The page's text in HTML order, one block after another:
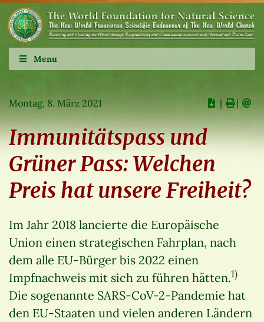
Menu
Montag, 8. März 2021 ∣ ∣
Immunitätspass und
Grüner Pass: Welchen
Preis hat unsere Freiheit?
Im Jahr 2018 lancierte die Europäische
Union einen strategischen Fahrplan, nach
dem alle EU-Bürger bis 2022 einen
Impfnachweis mit sich zu führen hätten.1)
Die sogenannte SARS-CoV-2-Pandemie hat
den EU-Staaten und vielen anderen Ländern